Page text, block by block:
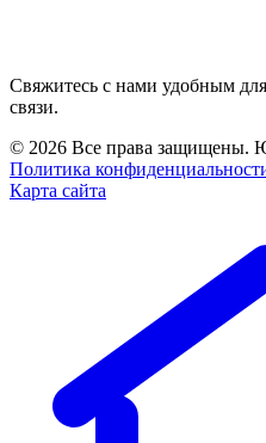
Свяжитесь с нами удобным
связи.
© 2026 Все права защищены.
Политика
Карта сайта